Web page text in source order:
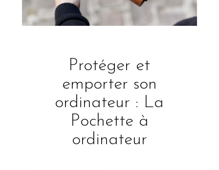
Protéger et
emporter son
ordinateur : La
Pochette à
ordinateur